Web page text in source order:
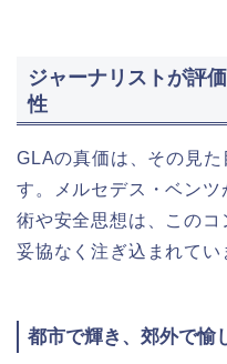
ジャーナリストが評
性
GLAの真価は、その見た
す。メルセデス・ベン
術や安全思想は、この
妥協なく注ぎ込まれてい
都市で輝き、郊外で愉